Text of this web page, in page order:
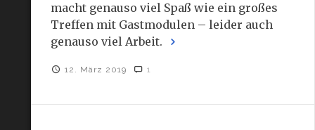
macht genauso viel Spaß wie ein großes
Treffen mit Gastmodulen – leider auch
genauso viel Arbeit.
12. März 2019 1